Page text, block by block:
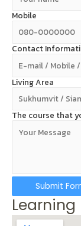
Mobile
Contact
Living Area
The course that
Submit